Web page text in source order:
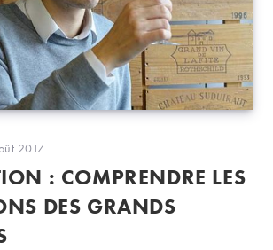
:
2017
: COMPRENDRE LES
DES GRANDS